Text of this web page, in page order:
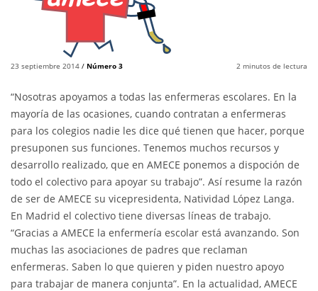
23 septiembre 2014 / Número 3 2 minutos de lectura
“Nosotras apoyamos a todas las enfermeras escolares. En la
mayoría de las ocasiones, cuando contratan a enfermeras
para los colegios nadie les dice qué tienen que hacer, porque
presuponen sus funciones. Tenemos muchos recursos y
desarrollo realizado, que en AMECE ponemos a dispoción de
todo el colectivo para apoyar su trabajo”. Así resume la razón
de ser de AMECE su vicepresidenta, Natividad López Langa.
En Madrid el colectivo tiene diversas líneas de trabajo.
“Gracias a AMECE la enfermería escolar está avanzando. Son
muchas las asociaciones de padres que reclaman
enfermeras. Saben lo que quieren y piden nuestro apoyo
para trabajar de manera conjunta”. En la actualidad, AMECE